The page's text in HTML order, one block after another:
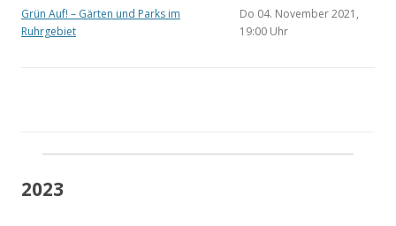
Grün Auf! – Gärten und Parks im
Ruhrgebiet
Do 04. November 2021,
19:00 Uhr
2023